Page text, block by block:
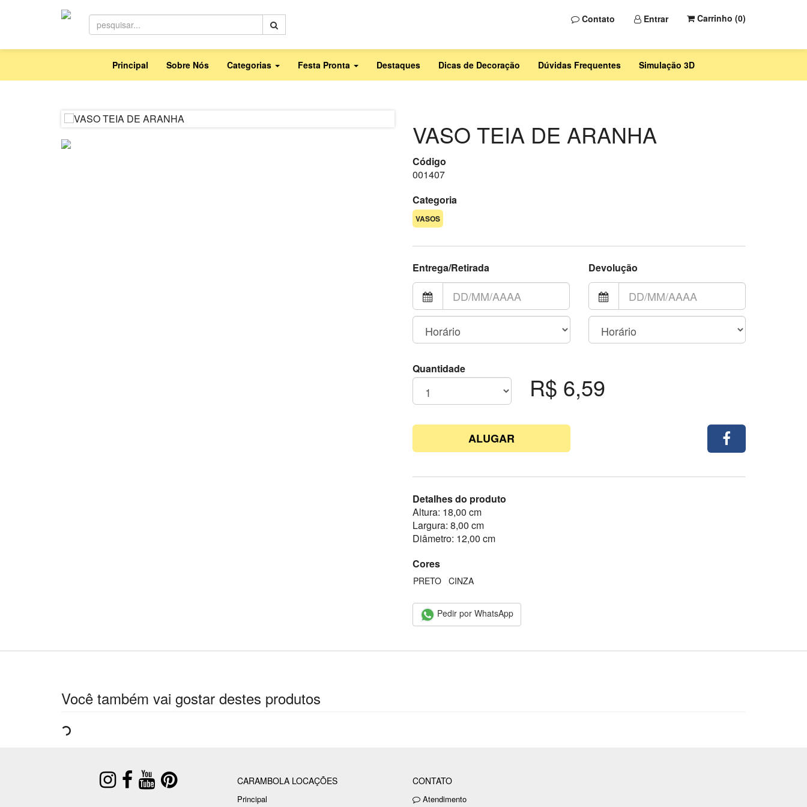
Contato Entrar Carrinho (0)
Principal Sobre Nós Categorias Festa Pronta Destaques Dicas de Decoração Dúvidas Frequentes Simulação 3D
VASO TEIA DE ARANHA
Código
001407
Categoria
VASOS
Entrega/Retirada Devolução
Quantidade
R$ 6,59
ALUGAR
Detalhes do produto
Altura: 18,00 cm
Largura: 8,00 cm
Diâmetro: 12,00 cm
Cores
PRETO CINZA
Pedir por WhatsApp
Você também vai gostar destes produtos
CARAMBOLA LOCAÇÕES
Principal
CONTATO
Atendimento